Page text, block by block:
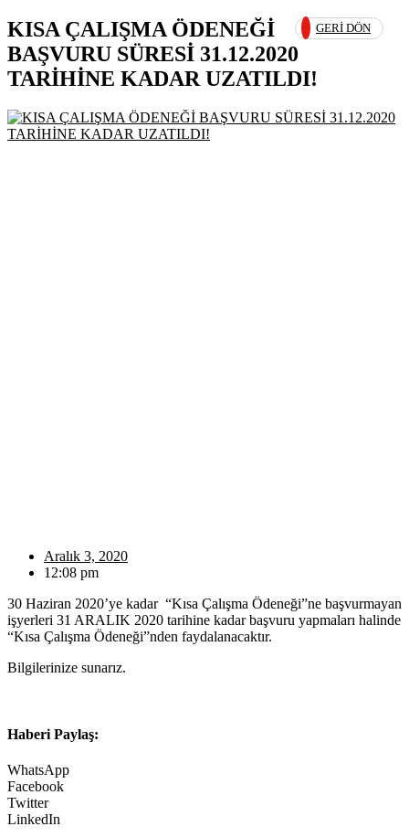
GERI DÖN
KISA ÇALIŞMA ÖDENEĞİ
BAŞVURU SÜRESİ 31.12.2020
TARİHİNE KADAR UZATILDI!
Aralık 3, 2020
12:08 pm
30 Haziran 2020’ye kadar “Kısa Çalışma Ödeneği”ne başvurmayan
işyerleri 31 ARALIK 2020 tarihine kadar başvuru yapmaları halinde
“Kısa Çalışma Ödeneği”nden faydalanacaktır.
Bilgilerinize sunarız.
Haberi Paylaş:
WhatsApp
Facebook
Twitter
LinkedIn